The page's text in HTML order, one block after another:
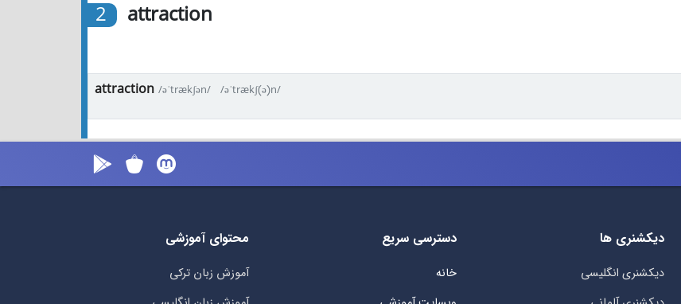
2 attraction
attraction /əˈtrækʃən/ /əˈtrækʃ(ə)n/
دیکشنری ها
دیکشنری انگلیسی
دسترسی سریع
خانه
محتوای آموزشی
آموزش زبان ترکی